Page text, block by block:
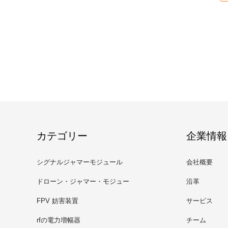
カテゴリー
シグナルジャマーモジュール
ドローン・ジャマー・モジュー
ル
FPV 妨害装置
rfの電力増幅器
企業情報
会社概要
沿革
サービス
チーム